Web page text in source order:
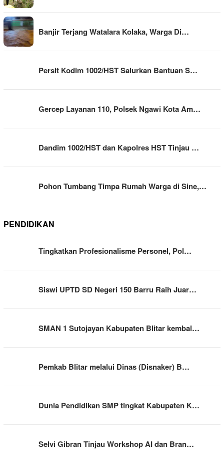
Banjir Terjang Watalara Kolaka, Warga Di…
Persit Kodim 1002/HST Salurkan Bantuan S…
Gercep Layanan 110, Polsek Ngawi Kota Am…
Dandim 1002/HST dan Kapolres HST Tinjau …
Pohon Tumbang Timpa Rumah Warga di Sine,…
PENDIDIKAN
Tingkatkan Profesionalisme Personel, Pol…
Siswi UPTD SD Negeri 150 Barru Raih Juar…
SMAN 1 Sutojayan Kabupaten Blitar kembal…
Pemkab Blitar melalui Dinas (Disnaker) B…
Dunia Pendidikan SMP tingkat Kabupaten K…
Selvi Gibran Tinjau Workshop AI dan Bran…